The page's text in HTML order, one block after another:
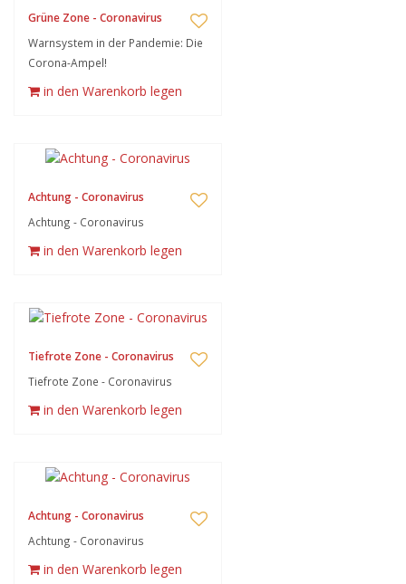
Grüne Zone - Coronavirus
Warnsystem in der Pandemie: Die
Corona-Ampel!
in den Warenkorb legen
Achtung - Coronavirus
Achtung - Coronavirus
in den Warenkorb legen
Tiefrote Zone - Coronavirus
Tiefrote Zone - Coronavirus
in den Warenkorb legen
Achtung - Coronavirus
Achtung - Coronavirus
in den Warenkorb legen